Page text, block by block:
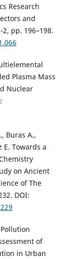
Research
and
pp. 196–198.
Plasma Mass
Nuclear
Buras A.,
E. Towards a
on Ancient
of The
DOI:
Pollution
of
in Urban